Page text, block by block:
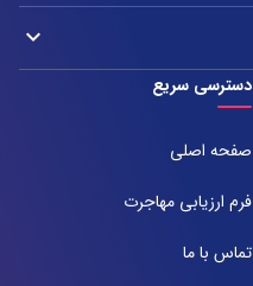
keyboard_arrow_down
دسترسی سریع
صفحه اصلی
فرم ارزیابی مهاجرت
تماس با ما